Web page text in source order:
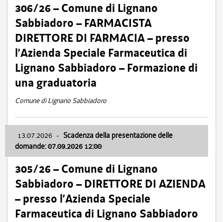
306/26 – Comune di Lignano
Sabbiadoro – FARMACISTA
DIRETTORE DI FARMACIA – presso
l’Azienda Speciale Farmaceutica di
Lignano Sabbiadoro – Formazione di
una graduatoria
Comune di Lignano Sabbiadoro
13.07.2026 - Scadenza della presentazione delle
domande: 07.09.2026 12:00
305/26 – Comune di Lignano
Sabbiadoro – DIRETTORE DI AZIENDA
– presso l’Azienda Speciale
Farmaceutica di Lignano Sabbiadoro